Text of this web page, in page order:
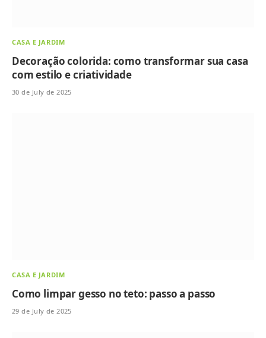
CASA E JARDIM
Decoração colorida: como transformar sua casa
com estilo e criatividade
30 de July de 2025
CASA E JARDIM
Como limpar gesso no teto: passo a passo
29 de July de 2025